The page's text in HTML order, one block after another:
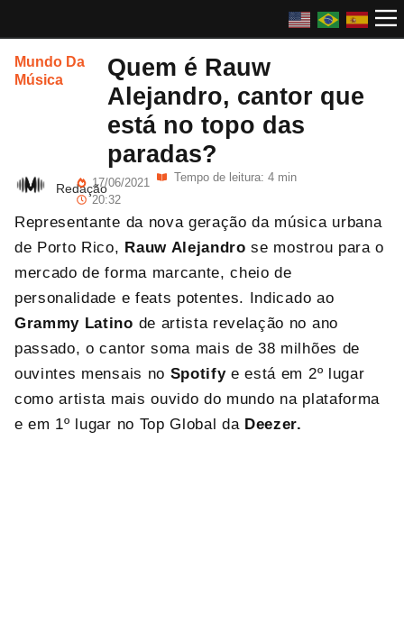
Mundo Da
Música
Quem é Rauw
Alejandro, cantor que
está no topo das
paradas?
Redação17/06/2021
20:32
Tempo de leitura: 4 min
Representante da nova geração da música urbana
de Porto Rico, Rauw Alejandro se mostrou para o
mercado de forma marcante, cheio de
personalidade e feats potentes. Indicado ao
Grammy Latino de artista revelação no ano
passado, o cantor soma mais de 38 milhões de
ouvintes mensais no Spotifye está em 2º lugar
como artista mais ouvido do mundo na plataforma
e em 1º lugar no Top Global daDeezer.